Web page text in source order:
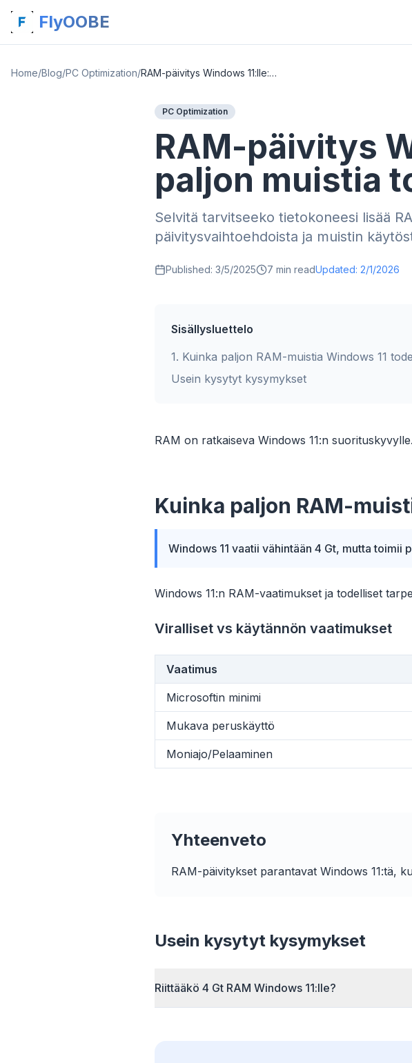
FlyOOBE
Home/Blog/PC Optimization/ RAM-päivitys Windows 11:lle: Kuinka paljon muistia todella tarvitset?
PC Optimization
RAM-päivitys
paljon muistia
Selvitä tarvitseeko tietokoneesi lisää
päivitysvaihtoehdoista ja muistin
Published: 3/5/2025 7 min readUpdated: 2/1/2026
Sisällysluettelo
1. Kuinka paljon RAM-muistia Windows 11
Usein kysytyt kysymykset
RAM on ratkaiseva Windows 11:n
Kuinka paljon RAM-
Windows 11 vaatii vähintään 4 Gt, mutta toimii
Windows 11:n RAM-vaatimukset ja todelliset
Viralliset vs käytännön vaatimukset
Vaatimus
Microsoftin minimi
Mukava peruskäyttö
Moniajo/Pelaaminen
Yhteenveto
RAM-päivitykset parantavat Windows 11:tä,
Usein kysytyt kysymykset
Riittääkö 4 Gt RAM Windows 11:lle?
flyoobe
rules cut page load times